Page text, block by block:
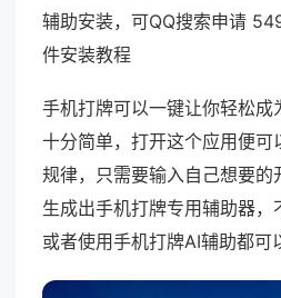
辅助安装，可QQ搜索申请
件安装教程
手机打牌可以一键让你轻松成
十分简单，打开这个应用便可
规律，只需要输入自己想要的
生成出手机打牌专用辅助器，
或者使用手机打牌AI辅助都可